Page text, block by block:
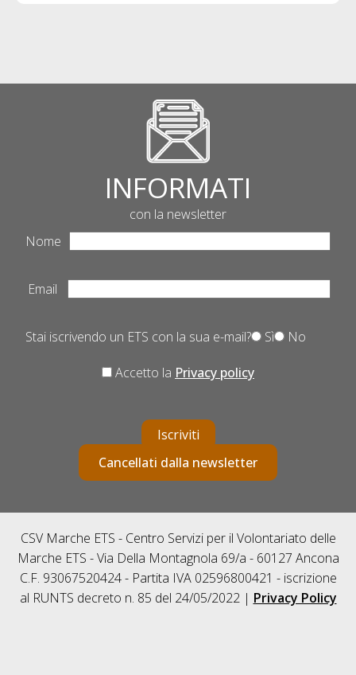
INFORMATI
con la newsletter
Nome
Email
Stai iscrivendo un ETS con la sua e-mail? Sì No
Accetto la Privacy policy
Iscriviti
Cancellati dalla newsletter
CSV Marche ETS - Centro Servizi per il Volontariato delle
Marche ETS - Via Della Montagnola 69/a - 60127 Ancona
C.F. 93067520424 - Partita IVA 02596800421 - iscrizione
al RUNTS decreto n. 85 del 24/05/2022 | Privacy Policy